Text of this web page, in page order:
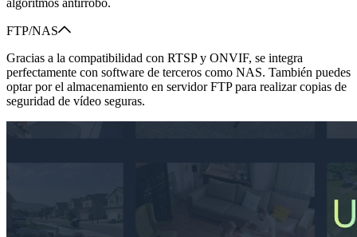
FTP/NAS
Gracias a la compatibilidad con RTSP y ONVIF, se integra
perfectamente con software de terceros como NAS. También puedes
optar por el almacenamiento en servidor FTP para realizar copias de
seguridad de vídeo seguras.